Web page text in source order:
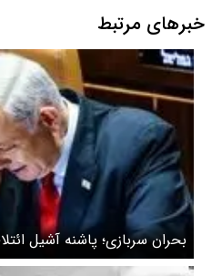
خبرهای مرتبط
بحران سربازی؛ پاشنه آشیل